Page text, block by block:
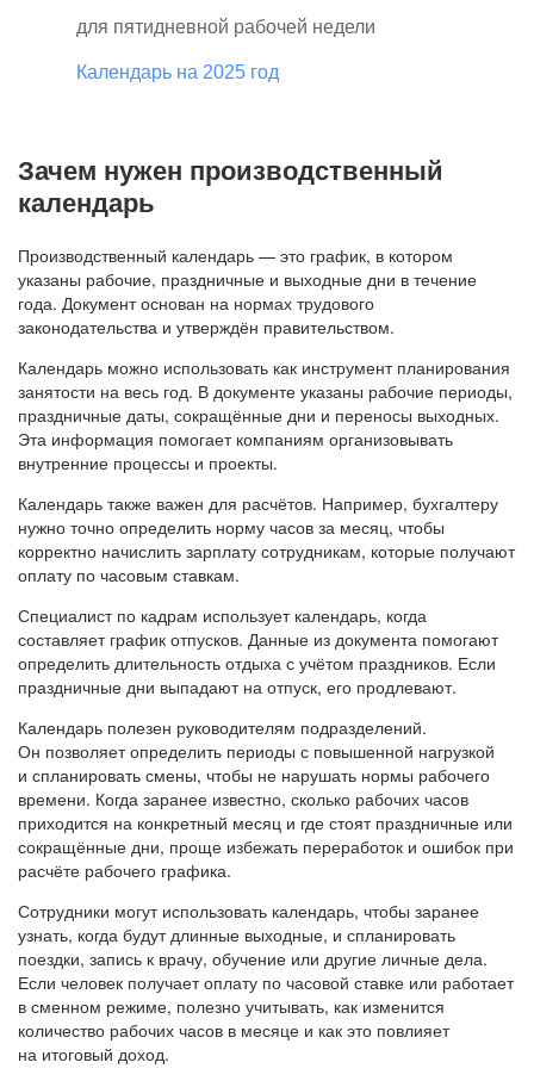
для пятидневной рабочей недели
Календарь на 2025 год
Зачем нужен производственный
календарь
Производственный календарь — это график, в котором
указаны рабочие, праздничные и выходные дни в течение
года. Документ основан на нормах трудового
законодательства и утверждён правительством.
Календарь можно использовать как инструмент планирования
занятости на весь год. В документе указаны рабочие периоды,
праздничные даты, сокращённые дни и переносы выходных.
Эта информация помогает компаниям организовывать
внутренние процессы и проекты.
Календарь также важен для расчётов. Например, бухгалтеру
нужно точно определить норму часов за месяц, чтобы
корректно начислить зарплату сотрудникам, которые получают
оплату по часовым ставкам.
Специалист по кадрам использует календарь, когда
составляет график отпусков. Данные из документа помогают
определить длительность отдыха с учётом праздников. Если
праздничные дни выпадают на отпуск, его продлевают.
Календарь полезен руководителям подразделений.
Он позволяет определить периоды с повышенной нагрузкой
и спланировать смены, чтобы не нарушать нормы рабочего
времени. Когда заранее известно, сколько рабочих часов
приходится на конкретный месяц и где стоят праздничные или
сокращённые дни, проще избежать переработок и ошибок при
расчёте рабочего графика.
Сотрудники могут использовать календарь, чтобы заранее
узнать, когда будут длинные выходные, и спланировать
поездки, запись к врачу, обучение или другие личные дела.
Если человек получает оплату по часовой ставке или работает
в сменном режиме, полезно учитывать, как изменится
количество рабочих часов в месяце и как это повлияет
на итоговый доход.